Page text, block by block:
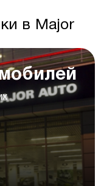
в Major